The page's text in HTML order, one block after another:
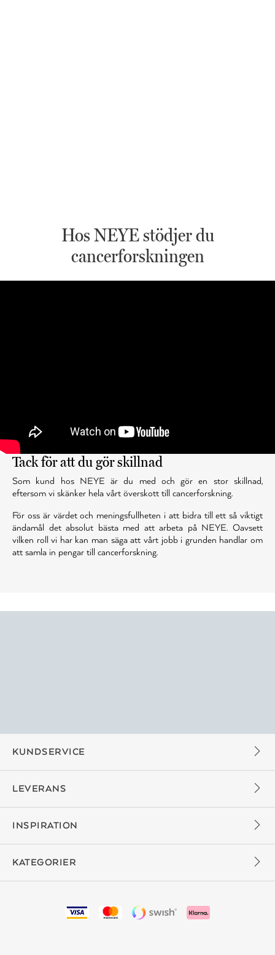
Hos NEYE stödjer du
cancerforskningen
Tack för att du gör skillnad
Som kund hos NEYE är du med och gör en stor skillnad,
eftersom vi skänker hela vårt överskott till cancerforskning.
För oss är värdet och meningsfullheten i att bidra till ett så viktigt
ändamål det absolut bästa med att arbeta på NEYE. Oavsett
vilken roll vi har kan man säga att vårt jobb i grunden handlar om
att samla in pengar till cancerforskning.
KUNDSERVICE
LEVERANS
INSPIRATION
KATEGORIER